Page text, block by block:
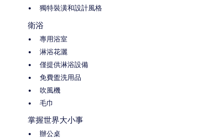
獨特裝潢和設計風格
衛浴
專用浴室
淋浴花灑
僅提供淋浴設備
免費盥洗用品
吹風機
毛巾
掌握世界大小事
辦公桌